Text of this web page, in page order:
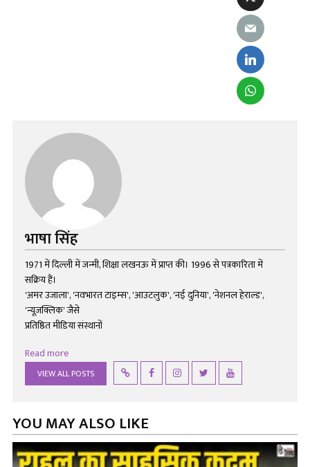
भाषा सिंह
1971 में दिल्ली में जन्मी, शिक्षा लखनऊ में प्राप्त की। 1996 से पत्रकारिता में
सक्रिय हैं।
'अमर उजाला', 'नवभारत टाइम्स', 'आउटलुक', 'नई दुनिया', 'नेशनल हेराल्ड',
'न्यूज़क्लिक' जैसे
प्रतिष्ठित मीडिया संस्थानों
Read more
VIEW ALL POSTS
YOU MAY ALSO LIKE